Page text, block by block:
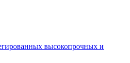
высокопрочных и